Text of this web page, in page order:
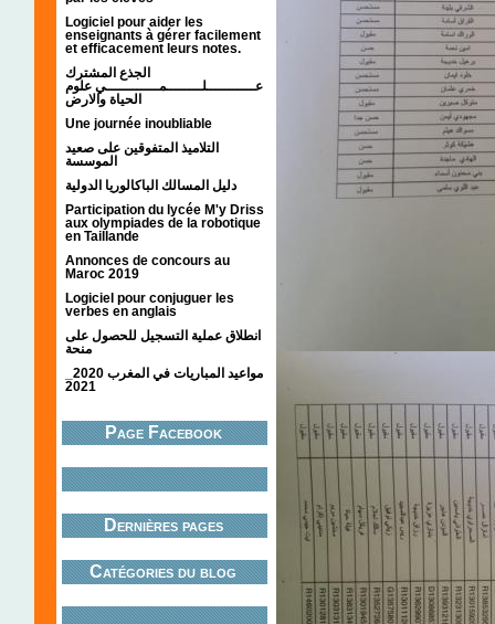
Logiciel pour aider les
enseignants à gérer facilement
et efficacement leurs notes.
الجذع المشترك
عـــــــــــلــــــــمــــــــــــي علوم
الحياة والارض
Une journée inoubliable
التلاميذ المتفوقين على صعيد
الموسسة
دليل المسالك الباكالوريا الدولية
Participation du lycée M'y Driss
aux olympiades de la robotique
en Taillande
Annonces de concours au
Maroc 2019
Logiciel pour conjuguer les
verbes en anglais
انطلاق عملية التسجيل للحصول على
منحة
2021
Page Facebook
Dernières pages
Catégories du blog